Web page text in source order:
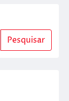
Pesquisar